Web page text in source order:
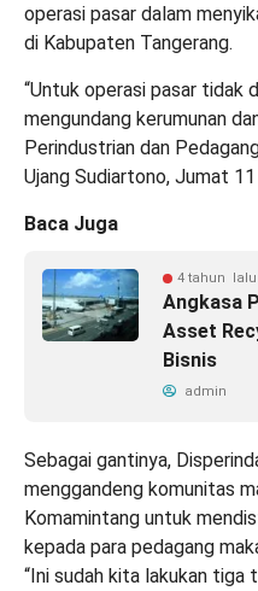
operasi pasar dalam
di Kabupaten Tangerang.
“Untuk operasi pasar tidak
mengundang kerumunan
Perindustrian dan
Ujang Sudiartono, Jumat
Baca Juga
4 tahun lalu
Angkasa
Asset
Bisnis
admin
Sebagai gantinya,
menggandeng komunitas
Komamintang untuk
kepada para pedagang
“Ini sudah kita lakukan tiga